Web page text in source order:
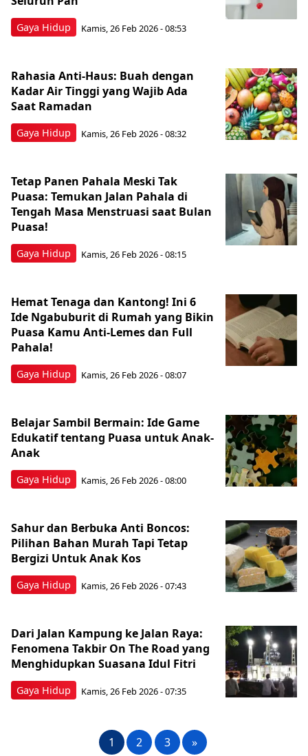
Gaya Hidup Kamis, 26 Feb 2026 - 08:53
Gaya Hidup
Rahasia Anti-Haus: Buah dengan
Kadar Air Tinggi yang Wajib Ada
Saat Ramadan
Kamis, 26 Feb 2026 - 08:32
Gaya Hidup
Tetap Panen Pahala Meski Tak
Puasa: Temukan Jalan Pahala di
Tengah Masa Menstruasi saat Bulan
Puasa!
Kamis, 26 Feb 2026 - 08:15
Gaya Hidup
Hemat Tenaga dan Kantong! Ini 6
Ide Ngabuburit di Rumah yang Bikin
Puasa Kamu Anti-Lemes dan Full
Pahala!
Kamis, 26 Feb 2026 - 08:07
Gaya Hidup
Belajar Sambil Bermain: Ide Game
Edukatif tentang Puasa untuk Anak-
Anak
Kamis, 26 Feb 2026 - 08:00
Gaya Hidup
Sahur dan Berbuka Anti Boncos:
Pilihan Bahan Murah Tapi Tetap
Bergizi Untuk Anak Kos
Kamis, 26 Feb 2026 - 07:43
Gaya Hidup
Dari Jalan Kampung ke Jalan Raya:
Fenomena Takbir On The Road yang
Menghidupkan Suasana Idul Fitri
Kamis, 26 Feb 2026 - 07:35
1 2 3 »